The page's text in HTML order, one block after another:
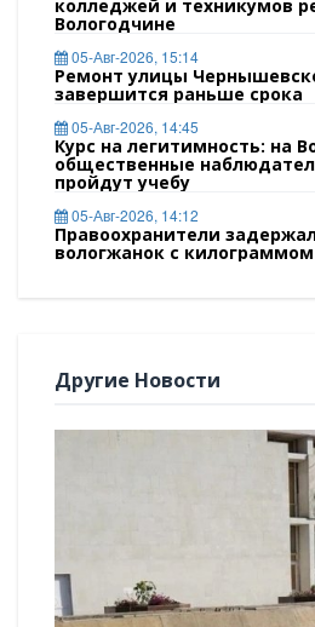
колледжей и техникумов
Вологодчине
05-Авг-2026, 15:14
Ремонт улицы
завершится раньше срока
05-Авг-2026, 14:45
Курс на легитимность: на
общественные
пройдут учебу
05-Авг-2026, 14:12
Правоохранители
вологжанок с
Другие Новости